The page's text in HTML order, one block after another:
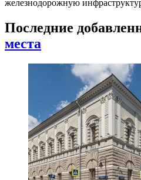
железнодорожную
Последние
места